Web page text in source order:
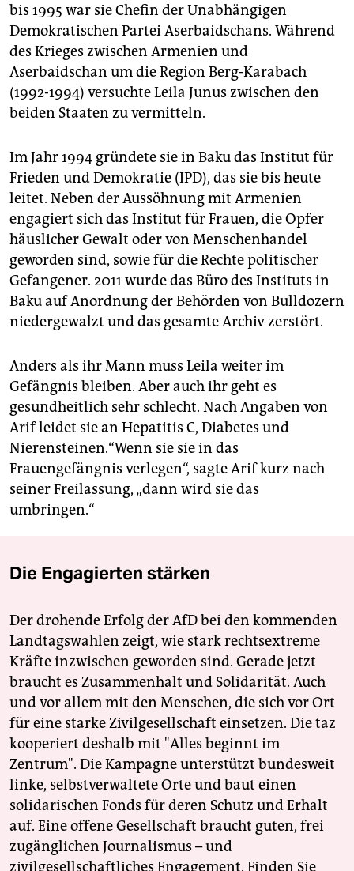
bis 1995 war sie Chefin der Unabhängigen
Demokratischen Partei Aserbaidschans. Während
des Krieges zwischen Armenien und
Aserbaidschan um die Region Berg-Karabach
(1992-1994) versuchte Leila Junus zwischen den
beiden Staaten zu vermitteln.
Im Jahr 1994 gründete sie in Baku das Institut für
Frieden und Demokratie (IPD), das sie bis heute
leitet. Neben der Aussöhnung mit Armenien
engagiert sich das Institut für Frauen, die Opfer
häuslicher Gewalt oder von Menschenhandel
geworden sind, sowie für die Rechte politischer
Gefangener. 2011 wurde das Büro des Instituts in
Baku auf Anordnung der Behörden von Bulldozern
niedergewalzt und das gesamte Archiv zerstört.
Anders als ihr Mann muss Leila weiter im
Gefängnis bleiben. Aber auch ihr geht es
gesundheitlich sehr schlecht. Nach Angaben von
Arif leidet sie an Hepatitis C, Diabetes und
Nierensteinen.“Wenn sie sie in das
Frauengefängnis verlegen“, sagte Arif kurz nach
seiner Freilassung, „dann wird sie das
umbringen.“
Die Engagierten stärken
Der drohende Erfolg der AfD bei den kommenden
Landtagswahlen zeigt, wie stark rechtsextreme
Kräfte inzwischen geworden sind. Gerade jetzt
braucht es Zusammenhalt und Solidarität. Auch
und vor allem mit den Menschen, die sich vor Ort
für eine starke Zivilgesellschaft einsetzen. Die taz
kooperiert deshalb mit "Alles beginnt im
Zentrum". Die Kampagne unterstützt bundesweit
linke, selbstverwaltete Orte und baut einen
solidarischen Fonds für deren Schutz und Erhalt
auf. Eine offene Gesellschaft braucht guten, frei
zugänglichen Journalismus – und
zivilgesellschaftliches Engagement. Finden Sie